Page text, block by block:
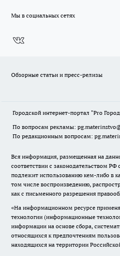
Мы в социальных сетях
Обзорные статьи и пресс-релизы
Городской интернет-портал "Pro
По вопросам рекламы:
По редакционным вопросам:
Вся информация, размещенная на
соответствии с законодательством РФ
подлежит использованию кем-либо в
том числе воспроизведению,
как с письменного разрешения
«На информационном ресурсе
технологии (информационные
информации на основе сбора,
относящихся к предпочтениям
находящихся на территории